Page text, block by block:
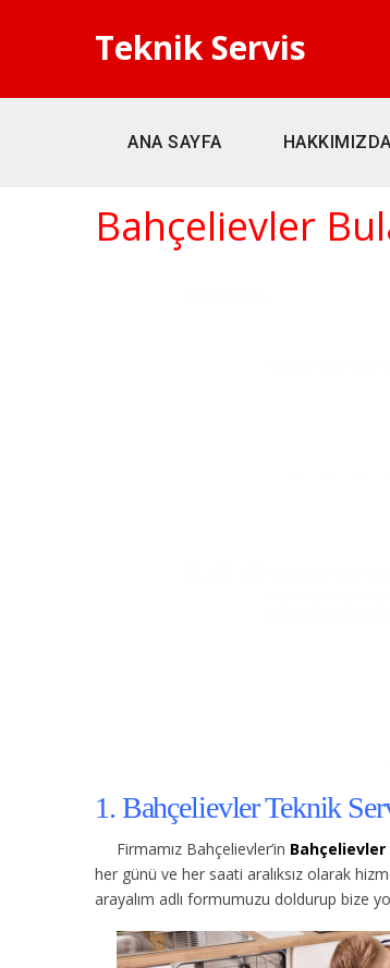
Teknik Servis
ANA SAYFA HAKKIMIZDA
Bahçelievler
1. Bahçelievler Teknik
Firmamız Bahçelievler’in Bahçelievler
her günü ve her saati aralıksız olarak
arayalım adlı formumuzu doldurup bize